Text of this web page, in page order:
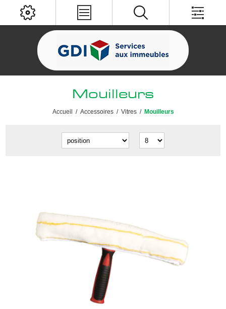
Mouilleurs
Accueil / Accessoires / Vitres / Mouilleurs